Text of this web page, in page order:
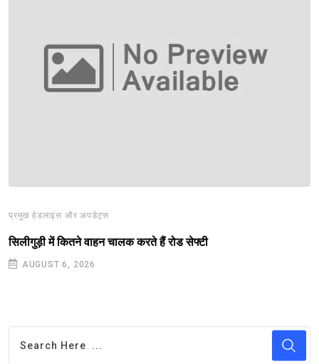
प्रमुख हेडलाइंस और अपडेट्स
सिलीगुड़ी में कितने वाहन चालक करते हैं रोड सेफ्टी
AUGUST 6, 2026